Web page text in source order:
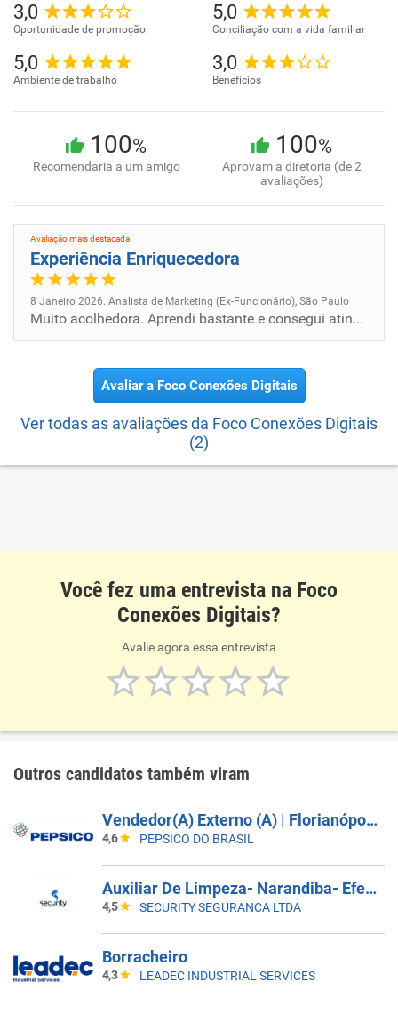
3,0
Oportunidade de promoção
5,0
Conciliação com a vida familiar
5,0
Ambiente de trabalho
3,0
Benefícios
100%
Recomendaria a um amigo
100%
Aprovam a diretoria (de 2
avaliações)
Avaliação mais destacada
Experiência Enriquecedora
8 Janeiro 2026. Analista de Marketing (Ex-Funcionário), São Paulo
Muito acolhedora. Aprendi bastante e consegui atingir as expectativas da equipe.
Avaliar a Foco Conexões Digitais
Ver todas as avaliações da Foco Conexões Digitais
(2)
Você fez uma entrevista na Foco
Conexões Digitais?
Avalie agora essa entrevista
Outros candidatos também viram
Vendedor(A) Externo (A) | Florianópolis, São Jose, Palhoça
4,6 PEPSICO DO BRASIL
Auxiliar De Limpeza- Narandiba- Efetivo
4,5 SECURITY SEGURANCA LTDA
Borracheiro
4,3 LEADEC INDUSTRIAL SERVICES